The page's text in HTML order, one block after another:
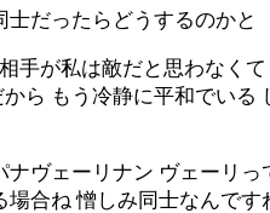
だったらどうするのかと
手が私は敵だと思わなく
ら もう冷静に平和でい
ヴェーリナン ヴェーリ
合ね 憎しみ同士なんで